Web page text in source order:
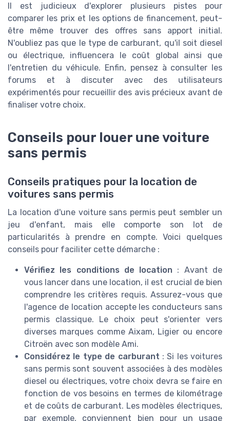
Il est judicieux d'explorer plusieurs pistes pour
comparer les prix et les options de financement, peut-
être même trouver des offres sans apport initial.
N'oubliez pas que le type de carburant, qu'il soit diesel
ou électrique, influencera le coût global ainsi que
l'entretien du véhicule. Enfin, pensez à consulter les
forums et à discuter avec des utilisateurs
expérimentés pour recueillir des avis précieux avant de
finaliser votre choix.
Conseils pour louer une voiture
sans permis
Conseils pratiques pour la location de
voitures sans permis
La location d'une voiture sans permis peut sembler un
jeu d'enfant, mais elle comporte son lot de
particularités à prendre en compte. Voici quelques
conseils pour faciliter cette démarche :
Vérifiez les conditions de location : Avant de
vous lancer dans une location, il est crucial de bien
comprendre les critères requis. Assurez-vous que
l'agence de location accepte les conducteurs sans
permis classique. Le choix peut s'orienter vers
diverses marques comme Aixam, Ligier ou encore
Citroën avec son modèle Ami.
Considérez le type de carburant : Si les voitures
sans permis sont souvent associées à des modèles
diesel ou électriques, votre choix devra se faire en
fonction de vos besoins en termes de kilométrage
et de coûts de carburant. Les modèles électriques,
par exemple, conviennent bien pour un usage